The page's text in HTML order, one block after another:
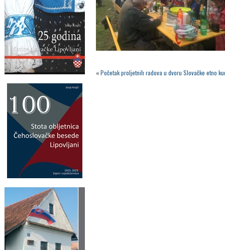
«Početak proljetnih radova u dvoru Slovačke etno